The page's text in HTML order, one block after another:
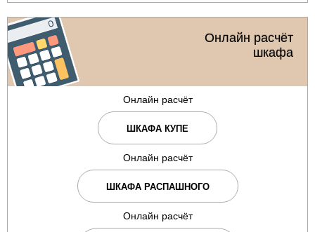
Онлайн расчёт
шкафа
Онлайн расчёт
ШКАФА КУПЕ
Онлайн расчёт
ШКАФА РАСПАШНОГО
Онлайн расчёт